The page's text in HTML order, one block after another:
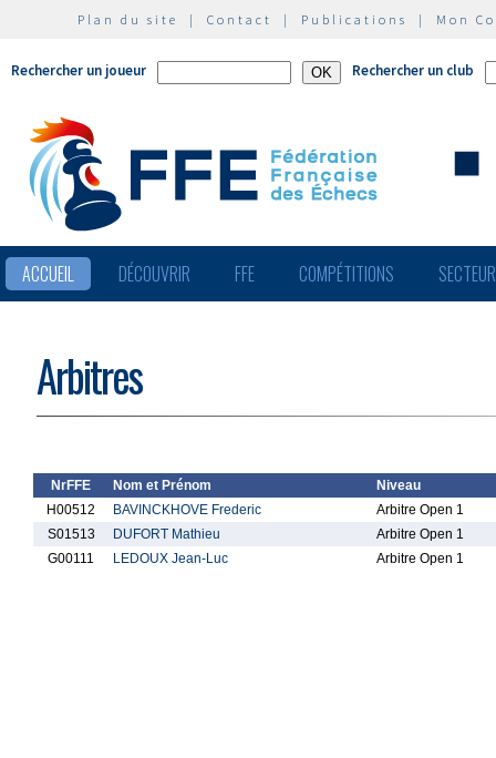
Plan du site | Contact | Publications | Mon
Rechercher un joueur Rechercher un club
ACCUEIL DÉCOUVRIR FFE COMPÉTITIONS
Arbitres
NrFFE Nom et Prénom
Niveau
H00512
BAVINCKHOVE Frederic
Arbitre Open 1
S01513
DUFORT Mathieu
Arbitre Open 1
G00111
LEDOUX Jean-Luc Arbitre Open 1